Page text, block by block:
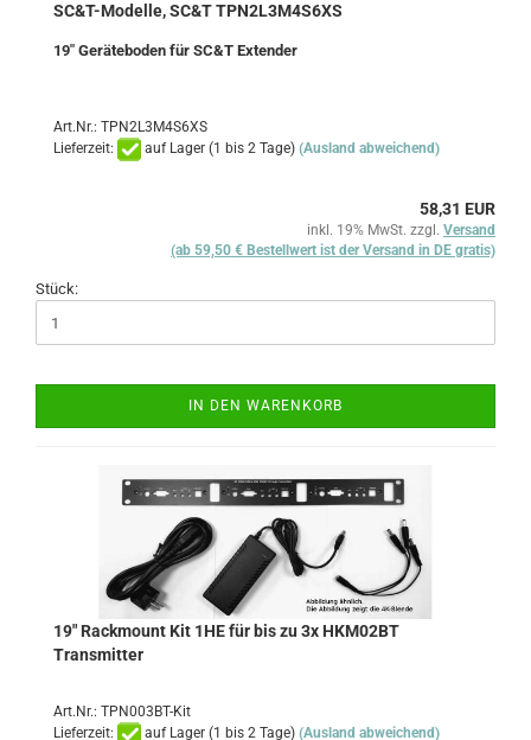
SC&T-Modelle, SC&T TPN2L3M4S6XS
19" Geräteboden für SC&T Extender
Art.Nr.: TPN2L3M4S6XS
Lieferzeit:
auf Lager (1 bis 2 Tage) (Ausland abweichend)
58,31 EUR
inkl. 19% MwSt. zzgl. Versand
(ab 59,50 € Bestellwert ist der Versand in DE gratis)
Stück:
IN DEN WARENKORB
19" Rackmount Kit 1HE für bis zu 3x HKM02BT
Transmitter
Art.Nr.: TPN003BT-Kit
Lieferzeit:
auf Lager (1 bis 2 Tage) (Ausland abweichend)